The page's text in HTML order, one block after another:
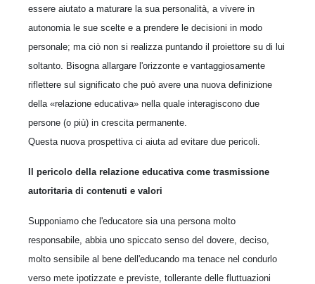
essere aiutato a maturare la sua personalità, a vivere in
autonomia le sue scelte e a prendere le decisioni in modo
personale; ma ciò non si realizza puntando il proiettore su di lui
soltanto. Bisogna allargare l'orizzonte e vantaggiosamente
riflettere sul significato che può avere una nuova definizione
della «relazione educativa» nella quale interagiscono due
persone (o più) in crescita permanente.
Questa nuova prospettiva ci aiuta ad evitare due pericoli.
Il pericolo della relazione educativa come trasmissione
autoritaria di contenuti e valori
Supponiamo che l'educatore sia una persona molto
responsabile, abbia uno spiccato senso del dovere, deciso,
molto sensibile al bene dell'educando ma tenace nel condurlo
verso mete ipotizzate e previste, tollerante delle fluttuazioni